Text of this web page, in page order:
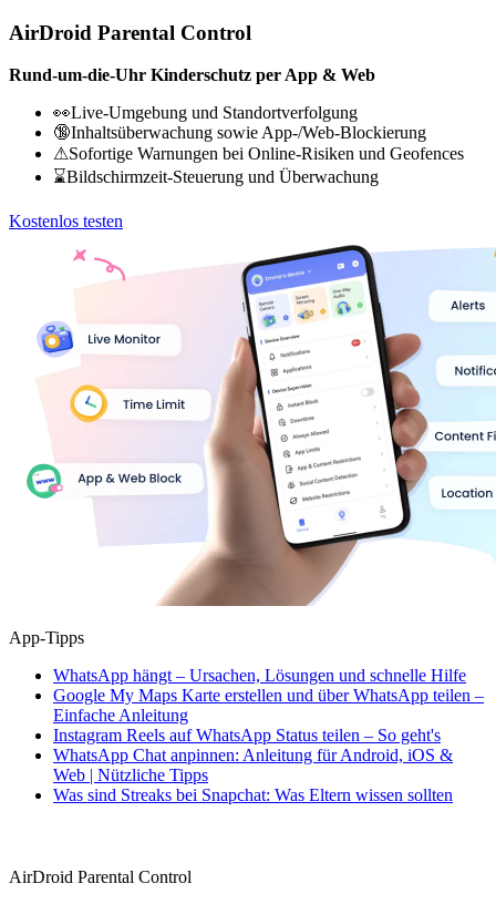
AirDroid Parental Control
Rund-um-die-Uhr Kinderschutz per App & Web
👀Live-Umgebung und Standortverfolgung
🔞Inhaltsüberwachung sowie App-/Web-Blockierung
⚠Sofortige Warnungen bei Online-Risiken und Geofences
⌛Bildschirmzeit-Steuerung und Überwachung
Kostenlos testen
App-Tipps
WhatsApp hängt – Ursachen, Lösungen und schnelle Hilfe
Google My Maps Karte erstellen und über WhatsApp teilen –
Einfache Anleitung
Instagram Reels auf WhatsApp Status teilen – So geht's
WhatsApp Chat anpinnen: Anleitung für Android, iOS &
Web | Nützliche Tipps
Was sind Streaks bei Snapchat: Was Eltern wissen sollten
AirDroid Parental Control